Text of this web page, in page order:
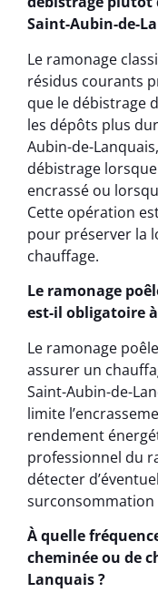
Saint-Aubin-de-
Le ramonage
résidus courants
que le débistrage
les dépôts plus
Aubin-de-
débistrage
encrassé ou
Cette opération
pour préserver la
chauffage.
Le ramonage
est-il obligatoire
Le ramonage
assurer un
Saint-Aubin-de-
limite
rendement
professionnel du
détecter
surconsommation
À quelle
cheminée ou de
Lanquais ?